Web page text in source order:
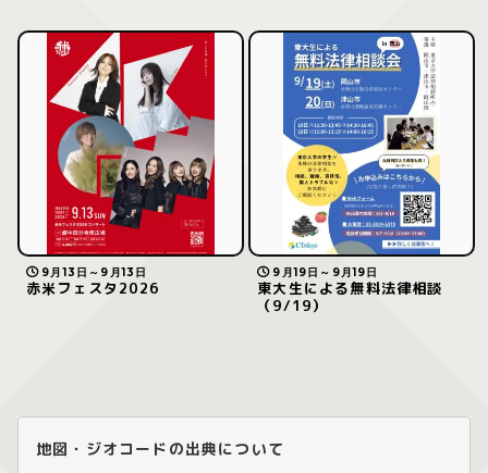
9月13日～9月13日
赤米フェスタ2026
9月19日～9月19日
東大生による無料法律相談
（9/19）
地図・ジオコードの出典について